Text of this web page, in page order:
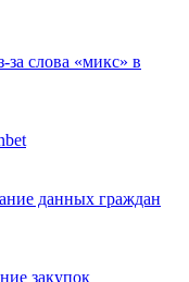
слова «микс» в
данных граждан
закупок